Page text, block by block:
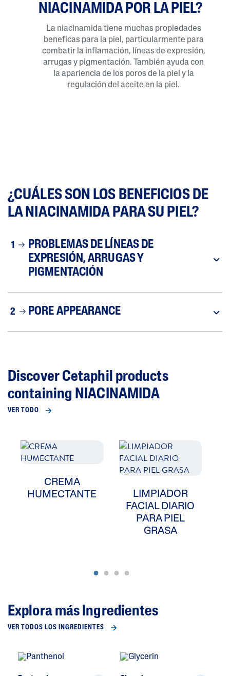
NIACINAMIDA POR LA PIEL?
La niacinamida tiene muchas propiedades
beneficas para la piel, particularmente para
combatir la inflamación, líneas de expresión,
arrugas y pigmentación. También ayuda con
la apariencia de los poros de la piel y la
regulación del aceite en la piel.
¿CUÁLES SON LOS BENEFICIOS DE
LA NIACINAMIDA PARA SU PIEL?
1
PROBLEMAS DE LÍNEAS DE
EXPRESIÓN, ARRUGAS Y
PIGMENTACIÓN
2 PORE APPEARANCE
Discover Cetaphil products
containing NIACINAMIDA
VER TODO
CREMA
HUMECTANTE
LIMPIADOR
FACIAL DIARIO
PARA PIEL
GRASA
Explora más Ingredientes
VER TODOS LOS INGREDIENTES